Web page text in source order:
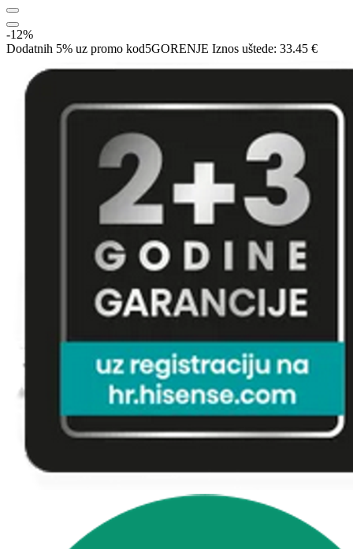
-12%
Dodatnih 5% uz promo kod5GORENJE Iznos uštede: 33.45 €